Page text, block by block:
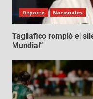
Deporte Nacionales
Tagliafico rompió el
Mundial”